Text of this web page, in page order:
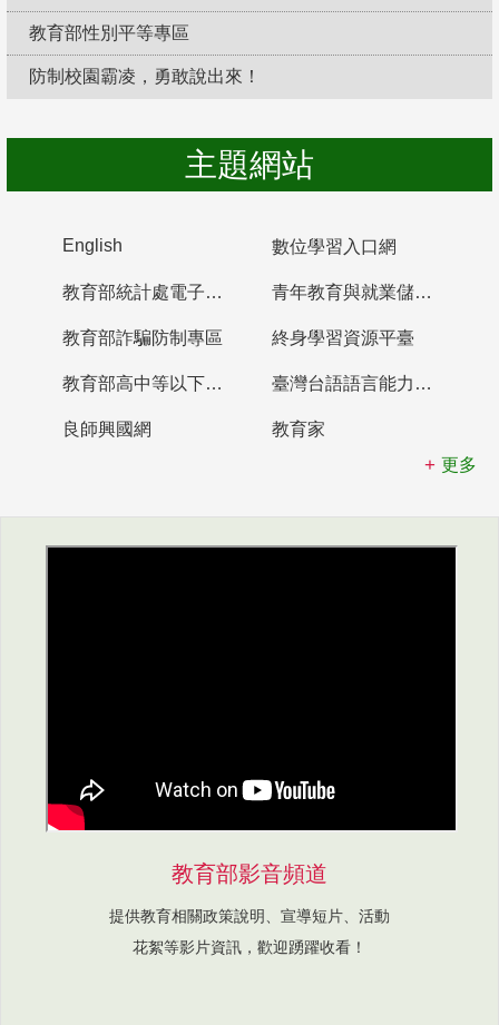
教育部性別平等專區
防制校園霸凌，勇敢說出來！
主題網站
English 數位學習入口網
教育部統計處電子書櫃 青年教育與就業儲蓄帳戶
教育部詐騙防制專區 終身學習資源平臺
教育部高中等以下學校及幼兒園教師資格檢定考試 臺灣台語語言能力認證網站
良師興國網
教育家
更多
教育部影音頻道
提供教育相關政策說明、宣導短片、活動
花絮等影片資訊，歡迎踴躍收看！